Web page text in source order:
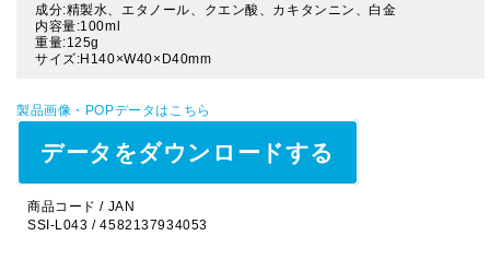
成分:精製水、エタノール、クエン酸、カキタンニン、白金
内容量:100ml
重量:125g
サイズ:H140×W40×D40mm
製品画像・POPデータはこちら
データをダウンロードする
商品コード / JAN
SSI-L043 / 4582137934053